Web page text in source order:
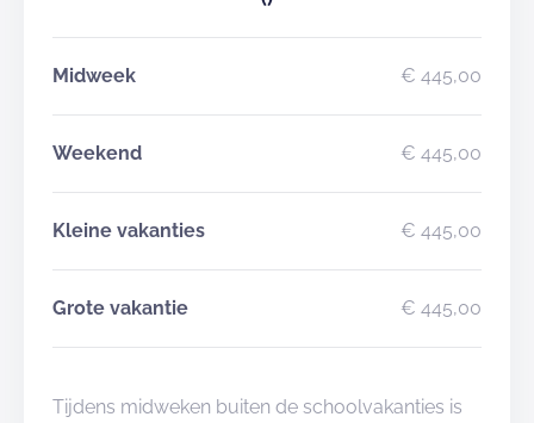
Midweek € 445,00
Weekend € 445,00
Kleine vakanties € 445,00
Grote vakantie € 445,00
Tijdens midweken buiten de schoolvakanties is